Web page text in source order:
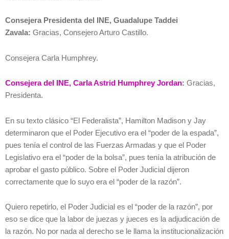
Consejera Presidenta del INE, Guadalupe Taddei
Zavala: Gracias, Consejero Arturo Castillo.
Consejera Carla Humphrey.
Consejera del INE, Carla Astrid Humphrey Jordan: Gracias,
Presidenta.
En su texto clásico “El Federalista”, Hamilton Madison y Jay
determinaron que el Poder Ejecutivo era el “poder de la espada”,
pues tenía el control de las Fuerzas Armadas y que el Poder
Legislativo era el “poder de la bolsa”, pues tenía la atribución de
aprobar el gasto público. Sobre el Poder Judicial dijeron
correctamente que lo suyo era el “poder de la razón”.
Quiero repetirlo, el Poder Judicial es el “poder de la razón”, por
eso se dice que la labor de juezas y jueces es la adjudicación de
la razón. No por nada al derecho se le llama la institucionalización